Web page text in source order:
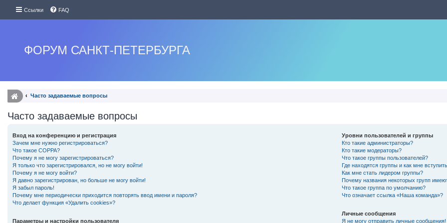
Ссылки FAQ
ФОРУМ САНКТ-ПЕТЕРБУРГА
Часто задаваемые вопросы
Часто задаваемые вопросы
Вход на конференцию и регистрация
Зачем мне нужно регистрироваться?
Что такое COPPA?
Почему я не могу зарегистрироваться?
Я только что зарегистрировался, но не могу войти!
Почему я не могу войти?
Я давно зарегистрирован, но больше не могу войти!
Я забыл пароль!
Почему мне периодически приходится повторять ввод имени и пароля?
Что делает функция «Удалить cookies»?
Параметры и настройки пользователя
Уровни пользователей и группы
Кто такие администраторы?
Кто такие модераторы?
Что такое группы пользователей?
Где находятся группы и как мне
Как мне стать лидером группы?
Почему названия некоторых групп
Что такое группа по умолчанию?
Что означает ссылка «Наша команда»?
Личные сообщения
Я не могу отправить личные сообщения!